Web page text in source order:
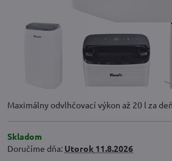
Maximálny odvlhčovací výkon až 20 l za
Skladom
Doručíme dňa: Utorok 11.8.2026